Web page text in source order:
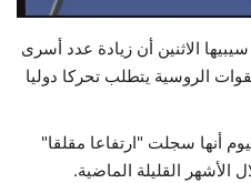
سيبيها الاثنين أن زيادة عدد أسرى
الروسية يتطلب تحركا دوليا
أنها سجلت "ارتفاعا مقلقا"
الأشهر القليلة الماضية.